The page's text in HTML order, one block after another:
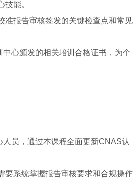
能。
准报告审核签发的关键检查点和常见
心颁发的相关培训合格证书，为个
员，通过本课程全面更新CNAS认
要系统掌握报告审核要求和合规操作